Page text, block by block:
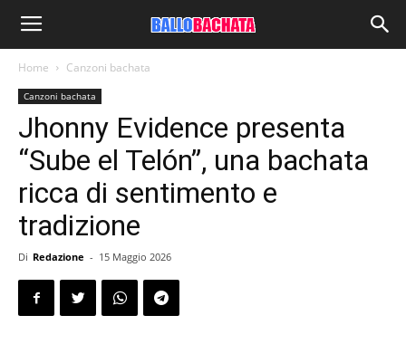
Home Canzoni bachata
Canzoni bachata
Jhonny Evidence presenta
“Sube el Telón”, una bachata
ricca di sentimento e
tradizione
Di Redazione - 15 Maggio 2026